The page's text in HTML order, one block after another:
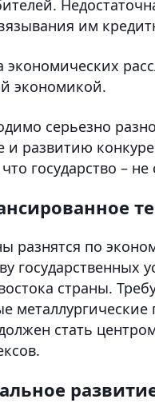
им
экономических
экономикой.
серьезно
и развитию
государство –
разнятся по
страны.
стать